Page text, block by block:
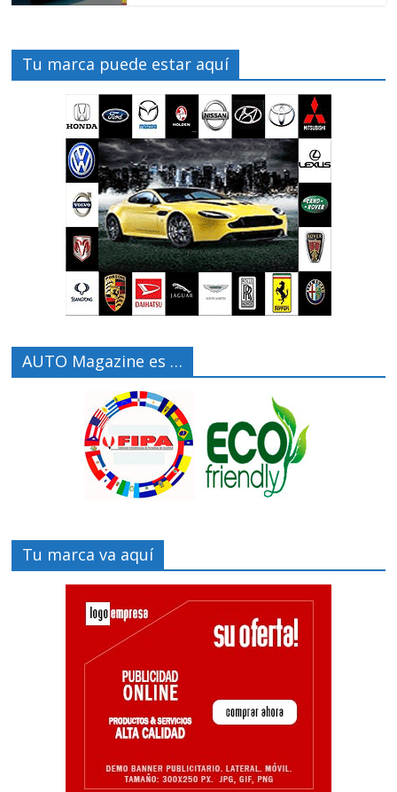
Tu marca puede estar aquí
AUTO Magazine es …
Tu marca va aquí